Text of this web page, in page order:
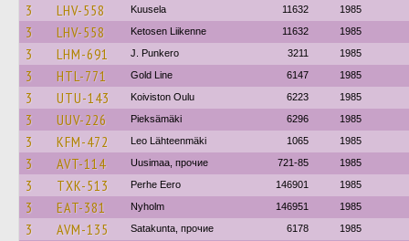
3 LHV-558 Kuusela 11632 1985
3 LHV-558 Ketosen Liikenne 11632 1985
3 LHM-691 J. Punkero 3211 1985
3 HTL-771 Gold Line 6147 1985
3 UTU-143 Koiviston Oulu 6223 1985
3 UUV-226 Pieksämäki 6296 1985
3 KFM-472 Leo Lähteenmäki 1065 1985
3 AVT-114 Uusimaa, прочие 721-85 1985
3 TXK-513 Perhe Eero 146901 1985
3 EAT-381 Nyholm 146951 1985
3 AVM-135 Satakunta, прочие 6178 1985